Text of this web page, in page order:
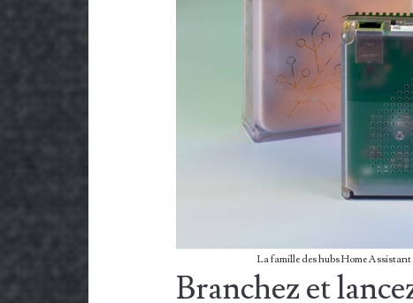
La famille des hubs Home
Branchez et